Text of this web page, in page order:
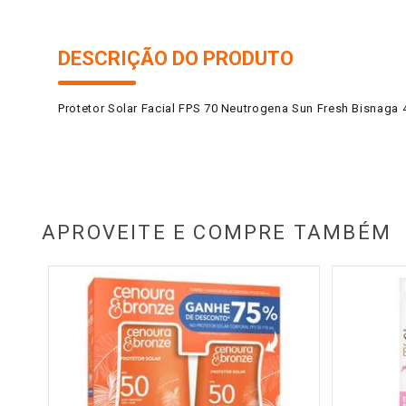
DESCRIÇÃO DO PRODUTO
Protetor Solar Facial FPS 70 Neutrogena Sun Fresh Bisnaga
APROVEITE E COMPRE TAMBÉM